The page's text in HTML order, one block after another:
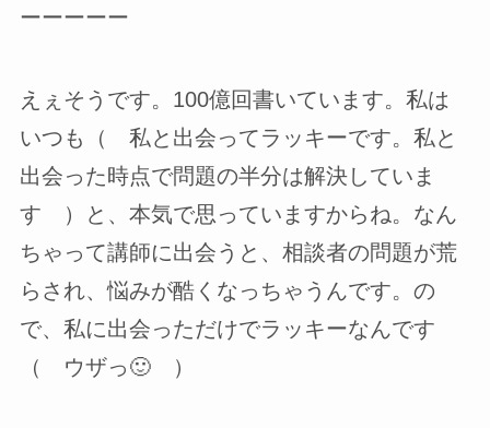
ーーーーー
えぇそうです。100億回書いています。私は
いつも（ 私と出会ってラッキーです。私と
出会った時点で問題の半分は解決していま
す ）と、本気で思っていますからね。なん
ちゃって講師に出会うと、相談者の問題が荒
らされ、悩みが酷くなっちゃうんです。の
で、私に出会っただけでラッキーなんです
（ ウザっ🙂 ）